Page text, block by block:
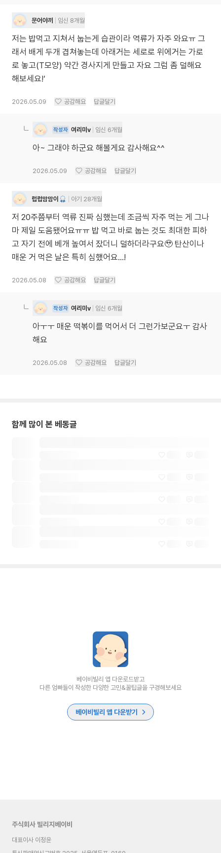
문어야끼 임신 8개월
저는 밥먹고 지쳐서 눕는게 습관이라 역류가 자주 와요ㅠ 그
래서 배게 두개 겹쳐놓는데 아래거는 세로로 위에거는 가로
로 놓고(T모양) 약간 경사지게 만들고 자요 그럼 좀 덜해요
해보세요!‘
2026.05.09 공감해요 답글달기
작성자 여리미v 임신 6개월
아~ 그래야 하군요 해볼게요 감사해요^^
2026.05.09 공감해요 답글달기
럽럽맘맘이 아기 28개월
저 20주쯤부터 역류 진짜 심했는데 조금씩 자주 먹는 게 그나
마 제일 도움됐어요ㅠㅠ 밥 먹고 바로 눕는 것도 최대한 피하
고 자기 전에 베개 높여서 잤더니 덜하더라구요🥹 탄산이나
매운 거 먹은 날은 특히 심했어요…!
2026.05.08 공감해요 답글달기
작성자 여리미v 임신 6개월
아ㅜㅜ 매운 떡볶이를 먹어서 더 그런가보군요ㅜ 감사
해요
2026.05.08 공감해요 답글달기
함께 많이 본 베동글
베이비빌리 앱 다운로드받고
다른 엄빠들이 작성한 다양한 고민&꿀팁글을 구경해보세요
베이비빌리 앱 다운받기
주식회사 빌리지베이비
대표이사 이정윤